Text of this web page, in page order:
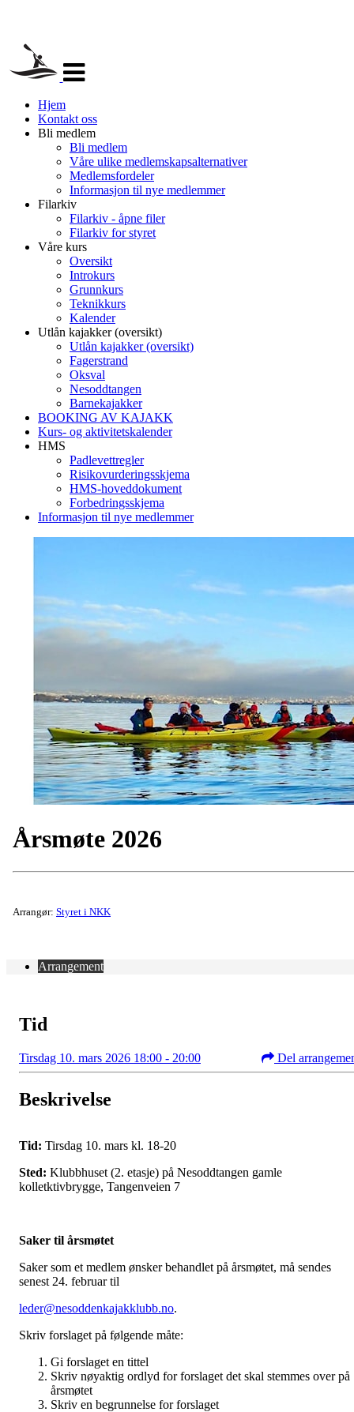
navigasjon
Hjem
Kontakt oss
Bli medlem
Bli medlem
Våre ulike medlemskapsalternativer
Medlemsfordeler
Informasjon til nye medlemmer
Filarkiv
Filarkiv - åpne filer
Filarkiv for styret
Våre kurs
Oversikt
Introkurs
Grunnkurs
Teknikkurs
Kalender
Utlån kajakker (oversikt)
Utlån kajakker (oversikt)
Fagerstrand
Oksval
Nesoddtangen
Barnekajakker
BOOKING AV KAJAKK
Kurs- og aktivitetskalender
HMS
Padlevettregler
Risikovurderingsskjema
HMS-hoveddokument
Forbedringsskjema
Informasjon til nye medlemmer
Årsmøte 2026
Arrangør: Styret i NKK
Arrangement
Tid
Tirsdag 10. mars 2026 18:00 - 20:00 Del
Beskrivelse
Tid: Tirsdag 10. mars kl. 18-20
Sted: Klubbhuset (2. etasje) på Nesoddtangen gamle
kolletktivbrygge, Tangenveien 7
Saker til årsmøtet
Saker som et medlem ønsker behandlet på årsmøtet, må sendes
senest 24. februar til
leder@nesoddenkajakklubb.no.
Skriv forslaget på følgende måte:
Gi forslaget en tittel
Skriv nøyaktig ordlyd for forslaget det skal stemmes over på
årsmøtet
Skriv en begrunnelse for forslaget